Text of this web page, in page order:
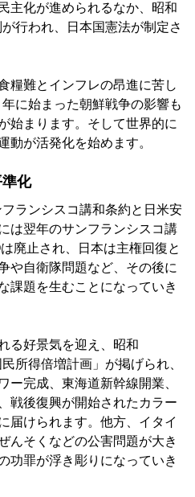
主化が進められるなか、昭和
行われ、日本国憲法が制定さ
糧難とインフレの昂進に苦し
に始まった朝鮮戦争の影響も
始まります。そして世界的に
動が活発化を始めます。
化
ランシスコ講和条約と日米安
は翌年のサンフランシスコ講
廃止され、日本は主権回復と
や自衛隊問題など、その後に
課題を生むことになっていき
る好景気を迎え、昭和
所得倍増計画」が掲げられ、
ー完成、東海道新幹線開業、
戦後復興が開始されたカラー
届けられます。他方、イタイ
んそくなどの公害問題が大き
功罪が浮き彫りになっていき